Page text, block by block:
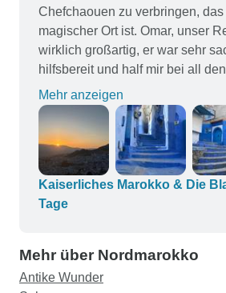
Chefchaouen zu verbringen,
magischer Ort ist. Omar, unser
wirklich großartig, er war sehr
hilfsbereit und half mir bei all
Dingen, die ich machen wollte.
Ordnung, besonders wenn Sie
mit traditionellem Ambiente
Restaurants waren ein
einige waren absolut fantastisch
Chefchaouen) und andere nicht
Bergen gibt es nicht viele
Mehr anzeigen
Kaiserliches Marokko & Die
Tage
Mehr über Nordmarokko
Antike Wunder